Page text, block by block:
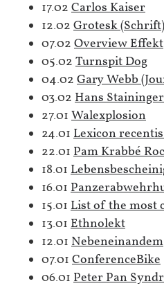
17.02 Carlos Kaiser
12.02 Grotesk (Schrift)
07.02 Overview Effekt
05.02 Turnspit Dog
04.02 Gary Webb
03.02 Hans Staininger
27.01 Walexplosion
24.01 Lexicon
22.01 Pam Krabbé
18.01
16.01
15.01 List of the most
13.01 Ethnolekt
12.01 Nebeneinandem
07.01 ConferenceBike
06.01 Peter Pan